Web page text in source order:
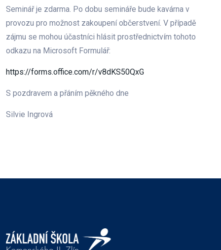
Seminář je zdarma. Po dobu semináře bude kavárna v
provozu pro možnost zakoupení občerstvení. V případě
zájmu se mohou účastníci hlásit prostřednictvím tohoto
odkazu na Microsoft Formulář:
https://forms.office.com/r/v8dKS50QxG
S pozdravem a přáním pěkného dne
Silvie Ingrová